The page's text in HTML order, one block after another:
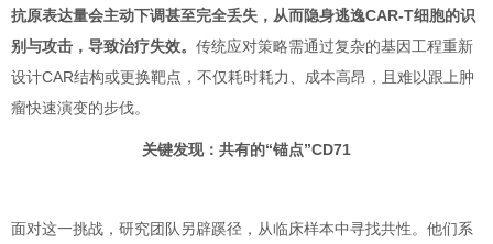
抗原表达量会主动下调甚至完全丢失，从而隐身逃逸CAR-T细胞的识
别与攻击，导致治疗失效。 传统应对策略需通过复杂的基因工程重新
设计CAR结构或更换靶点，不仅耗时耗力、成本高昂，且难以跟上肿
瘤快速演变的步伐。
关键发现：共有的“锚点”CD71
面对这一挑战，研究团队另辟蹊径，从临床样本中寻找共性。他们系